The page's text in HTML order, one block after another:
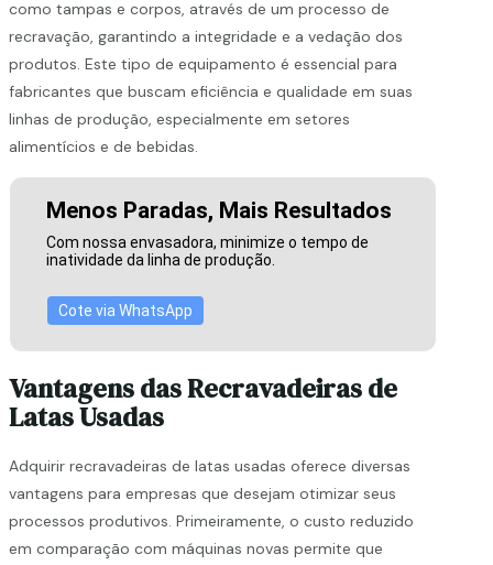
como tampas e corpos, através de um processo de
recravação, garantindo a integridade e a vedação dos
produtos. Este tipo de equipamento é essencial para
fabricantes que buscam eficiência e qualidade em suas
linhas de produção, especialmente em setores
alimentícios e de bebidas.
Menos Paradas, Mais Resultados
Com nossa envasadora, minimize o tempo de
inatividade da linha de produção.
Cote via WhatsApp
Vantagens das Recravadeiras de
Latas Usadas
Adquirir recravadeiras de latas usadas oferece diversas
vantagens para empresas que desejam otimizar seus
processos produtivos. Primeiramente, o custo reduzido
em comparação com máquinas novas permite que